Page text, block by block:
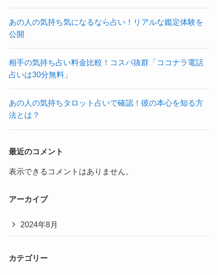
あの人の気持ち気になるなら占い！リアルな鑑定体験を
公開
相手の気持ち占い料金比較！コスパ抜群「ココナラ電話
占いは30分無料」
あの人の気持ちタロット占いで確認！彼の本心を知る方
法とは？
最近のコメント
表示できるコメントはありません。
アーカイブ
2024年8月
カテゴリー